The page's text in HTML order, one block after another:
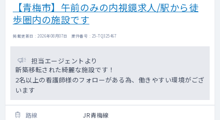
【青梅市】午前のみの内視鏡求人/駅から徒
歩圏内の施設です
掲載更新日 : 2026年08月07日 案件番号 : 25-TQ325467
担当エージェントより
新築移転された綺麗な施設です！
2名以上の看護師様のフォローがある為、働きやすい環境がござ
います
路線 JR青梅線